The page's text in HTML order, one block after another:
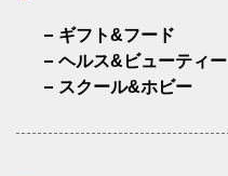
ギフト&フード
ヘルス&ビューティー
スクール&ホビー